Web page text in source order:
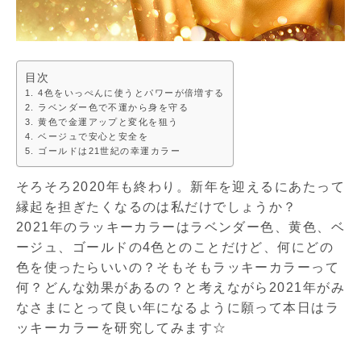
目次
4色をいっぺんに使うとパワーが倍増する
ラベンダー色で不運から身を守る
黄色で金運アップと変化を狙う
ベージュで安心と安全を
ゴールドは21世紀の幸運カラー
そろそろ2020年も終わり。新年を迎えるにあたって
縁起を担ぎたくなるのは私だけでしょうか？
2021年のラッキーカラーはラベンダー色、黄色、ベ
ージュ、ゴールドの4色とのことだけど、何にどの
色を使ったらいいの？そもそもラッキーカラーって
何？どんな効果があるの？と考えながら2021年がみ
なさまにとって良い年になるように願って本日はラ
ッキーカラーを研究してみます☆